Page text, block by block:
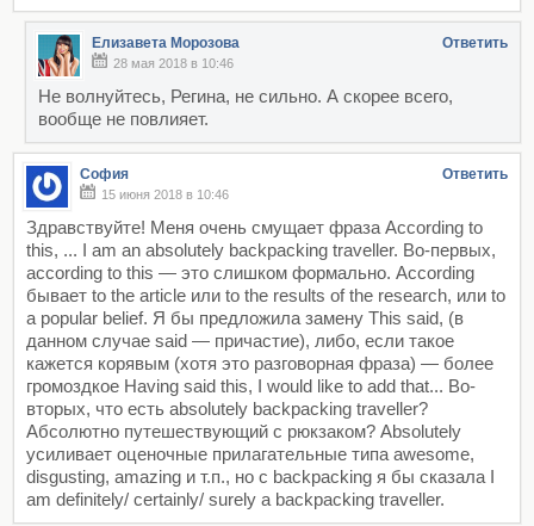
Елизавета Морозова Ответить
28 мая 2018 в 10:46
Не волнуйтесь, Регина, не сильно. А скорее всего,
вообще не повлияет.
София Ответить
15 июня 2018 в 10:46
Здравствуйте! Меня очень смущает фраза According to
this, ... I am an absolutely backpacking traveller. Во-первых,
according to this — это слишком формально. According
бывает to the article или to the results of the research, или to
a popular belief. Я бы предложила замену This said, (в
данном случае said — причастие), либо, если такое
кажется корявым (хотя это разговорная фраза) — более
громоздкое Having said this, I would like to add that... Во-
вторых, что есть absolutely backpacking traveller?
Абсолютно путешествующий с рюкзаком? Absolutely
усиливает оценочные прилагательные типа awesome,
disgusting, amazing и т.п., но с backpacking я бы сказала I
am definitely/ certainly/ surely a backpacking traveller.